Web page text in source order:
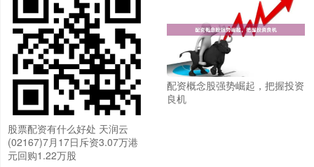
股票配资有什么好处 天润云
(02167)7月17日斥资3.07万港
元回购1.22万股
配资概念股强势崛起，把握投资
良机